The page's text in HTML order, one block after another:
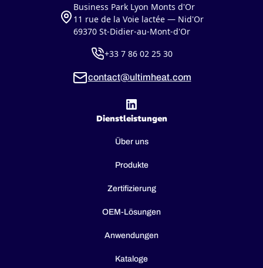
Business Park Lyon Monts d'Or
11 rue de la Voie lactée — Nid'Or
69370 St-Didier-au-Mont-d'Or
+33 7 86 02 25 30
contact@ultimheat.com
Dienstleistungen
Über uns
Produkte
Zertifizierung
OEM-Lösungen
Anwendungen
Kataloge